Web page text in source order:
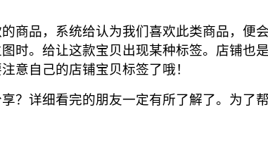
品，系统给认为我们喜欢此类商品，便
时。给让这款宝贝出现某种标签。店铺也
意自己的店铺宝贝标签了哦！
详细看完的朋友一定有所了解了。为了